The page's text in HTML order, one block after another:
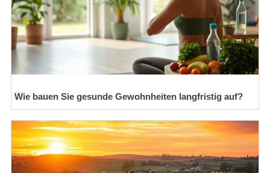
Wie bauen Sie gesunde Gewohnheiten langfristig auf?